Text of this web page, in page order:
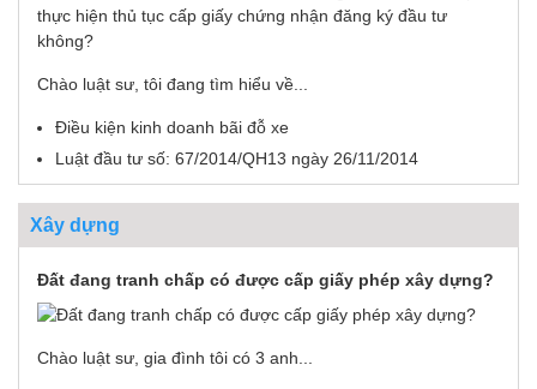
Chào luật sư, tôi đang tìm hiểu về...
Điều kiện kinh doanh bãi đỗ xe
Luật đầu tư số: 67/2014/QH13 ngày 26/11/2014
Xây dựng
Đất đang tranh chấp có được cấp giấy phép xây dựng?
Chào luật sư, gia đình tôi có 3 anh...